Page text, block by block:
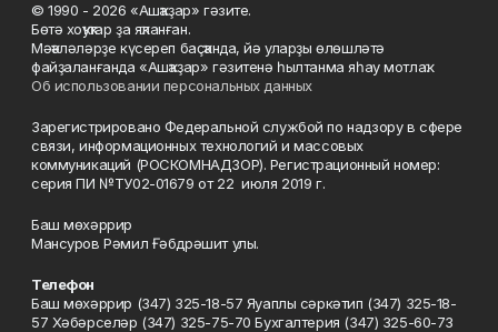
© 1990 - 2026 «Ашҡаҙар» гәзите.
Бөтә хоҡуҡтар ҙа яҡланған.
Мәҡәләләрҙе күсереп баҫҡанда, йә уларҙы өлөшләтә
файҙаланғанда «Ашҡаҙар» гәзитенә һылтанма яһау мотлаҡ.
Об использовании персональных данных
Зарегистрировано Федеральной службой по надзору в сфере
связи, информационных технологий и массовых
коммуникаций (РОСКОМНАДЗОР). Регистрационный номер:
серия ПИ №ТУ02-01679 от 22 июля 2019 г.
Баш мөхәррир
Мансуров Рәмил Ғәбдрәшит улы.
Телефон
Баш мөхәррир (347) 325-18-57 Яуаплы сәркәтип (347) 325-18-
57 Хәбәрселәр (347) 325-75-70 Бухгалтерия (347) 325-60-73